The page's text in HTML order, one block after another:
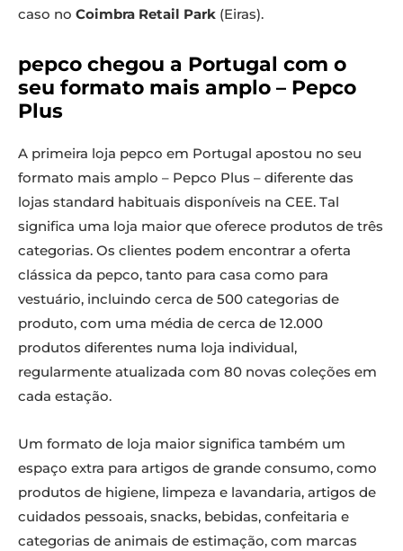
caso no Coimbra Retail Park (Eiras).
pepco chegou a Portugal com o
seu formato mais amplo – Pepco
Plus
A primeira loja pepco em Portugal apostou no seu
formato mais amplo – Pepco Plus – diferente das
lojas standard habituais disponíveis na CEE. Tal
significa uma loja maior que oferece produtos de três
categorias. Os clientes podem encontrar a oferta
clássica da pepco, tanto para casa como para
vestuário, incluindo cerca de 500 categorias de
produto, com uma média de cerca de 12.000
produtos diferentes numa loja individual,
regularmente atualizada com 80 novas coleções em
cada estação.
Um formato de loja maior significa também um
espaço extra para artigos de grande consumo, como
produtos de higiene, limpeza e lavandaria, artigos de
cuidados pessoais, snacks, bebidas, confeitaria e
categorias de animais de estimação, com marcas